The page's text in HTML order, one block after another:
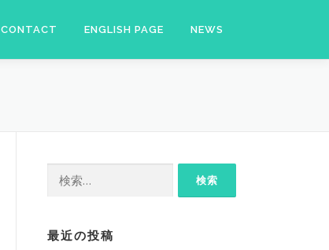
CONTACT ENGLISH PAGE NEWS
最近の投稿